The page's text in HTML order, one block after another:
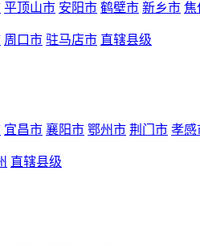
平顶山市 安阳市 鹤壁市 新乡市 焦
周口市 驻马店市 直辖县级
宜昌市 襄阳市 鄂州市 荆门市 孝感
直辖县级